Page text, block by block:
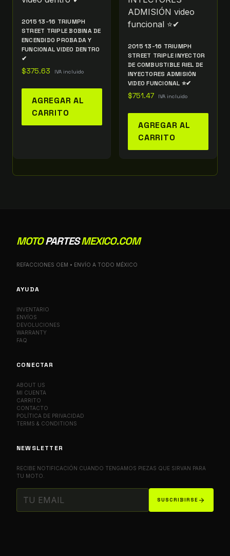
2015 13-16 TRIUMPH
STREET TRIPLE BOBINA DE
ENCENDIDO PROBADA Y
FUNCIONAL VIDEO DENTRO
✔
$375.63 IVA incluido
AGREGAR AL
CARRITO
2015 13-16 TRIUMPH
STREET TRIPLE INYECTOR
DE COMBUSTIBLE RIEL DE
INYECTORES ADMISIÓN
VIDEO FUNCIONAL ⭐✔
$751.47 IVA incluido
AGREGAR AL
CARRITO
MOTOPARTESMEXICO.COM
REFACCIONES OEM • ENVÍO A TODO MÉXICO
AYUDA
INVENTARIO
ENVÍOS
DEVOLUCIONES
WARRANTY
FAQ
CONECTAR
ABOUT US
MI CUENTA
CARRITO
CONTACTO
POLÍTICA DE PRIVACIDAD
TERMS & CONDITIONS
NEWSLETTER
RECIBE NOTIFICACIÓN CUANDO TENGAMOS PIEZAS QUE SIRVAN PARA
TU MOTO.
SUSCRIBIRSE arrow_forward